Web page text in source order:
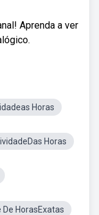
Aprenda a ver
Horas
Horas
HorasExatas